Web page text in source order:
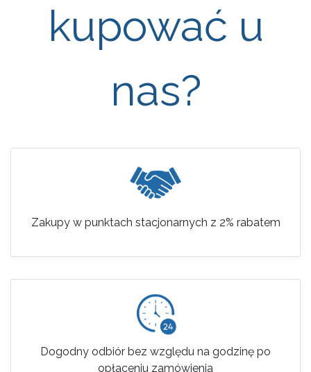
kupować u
nas?
Zakupy w punktach stacjonarnych z 2% rabatem
Dogodny odbiór bez względu na godzinę po
opłaceniu zamówienia